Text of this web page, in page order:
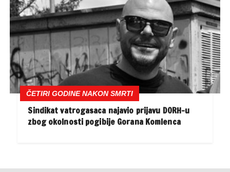
ČETIRI GODINE NAKON SMRTI
Sindikat vatrogasaca najavio prijavu DORH-u
zbog okolnosti pogibije Gorana Komlenca